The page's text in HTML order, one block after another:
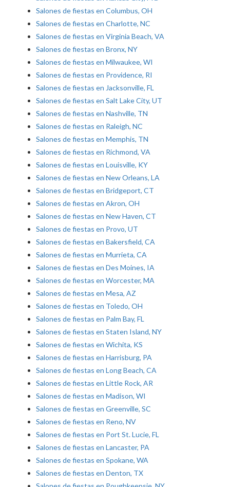
Salones de fiestas en Columbus, OH
Salones de fiestas en Charlotte, NC
Salones de fiestas en Virginia Beach, VA
Salones de fiestas en Bronx, NY
Salones de fiestas en Milwaukee, WI
Salones de fiestas en Providence, RI
Salones de fiestas en Jacksonville, FL
Salones de fiestas en Salt Lake City, UT
Salones de fiestas en Nashville, TN
Salones de fiestas en Raleigh, NC
Salones de fiestas en Memphis, TN
Salones de fiestas en Richmond, VA
Salones de fiestas en Louisville, KY
Salones de fiestas en New Orleans, LA
Salones de fiestas en Bridgeport, CT
Salones de fiestas en Akron, OH
Salones de fiestas en New Haven, CT
Salones de fiestas en Provo, UT
Salones de fiestas en Bakersfield, CA
Salones de fiestas en Murrieta, CA
Salones de fiestas en Des Moines, IA
Salones de fiestas en Worcester, MA
Salones de fiestas en Mesa, AZ
Salones de fiestas en Toledo, OH
Salones de fiestas en Palm Bay, FL
Salones de fiestas en Staten Island, NY
Salones de fiestas en Wichita, KS
Salones de fiestas en Harrisburg, PA
Salones de fiestas en Long Beach, CA
Salones de fiestas en Little Rock, AR
Salones de fiestas en Madison, WI
Salones de fiestas en Greenville, SC
Salones de fiestas en Reno, NV
Salones de fiestas en Port St. Lucie, FL
Salones de fiestas en Lancaster, PA
Salones de fiestas en Spokane, WA
Salones de fiestas en Denton, TX